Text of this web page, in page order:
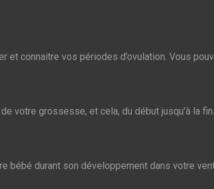
connaitre vos périodes d’ovulation. Vous
votre grossesse, et cela, du début jusqu’à la
bébé durant son développement dans votre